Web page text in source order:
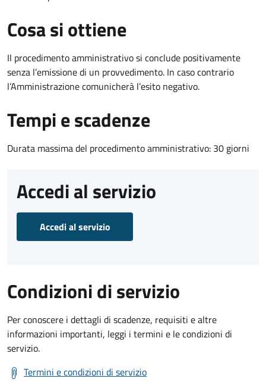
Cosa si ottiene
Il procedimento amministrativo si conclude positivamente
senza l’emissione di un provvedimento. In caso contrario
l’Amministrazione comunicherà l’esito negativo.
Tempi e scadenze
Durata massima del procedimento amministrativo: 30 giorni
Accedi al servizio
Accedi al servizio
Condizioni di servizio
Per conoscere i dettagli di scadenze, requisiti e altre
informazioni importanti, leggi i termini e le condizioni di
servizio.
Termini e condizioni di servizio